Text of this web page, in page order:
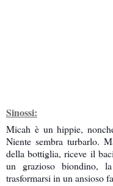
Sinossi:
Micah è un hippie,
Niente sembra turbarlo.
della bottiglia, riceve il
un grazioso biondino,
trasformarsi in un ansioso